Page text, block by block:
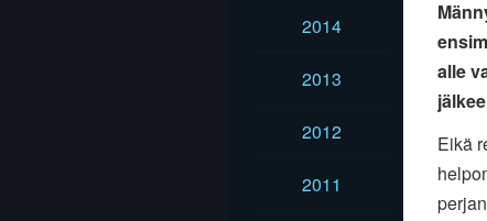
2014
2013
2012
2011
alle
Eikä